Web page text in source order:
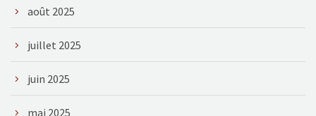
août 2025
juillet 2025
juin 2025
mai 2025